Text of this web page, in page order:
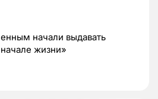
начали выдавать
жизни»